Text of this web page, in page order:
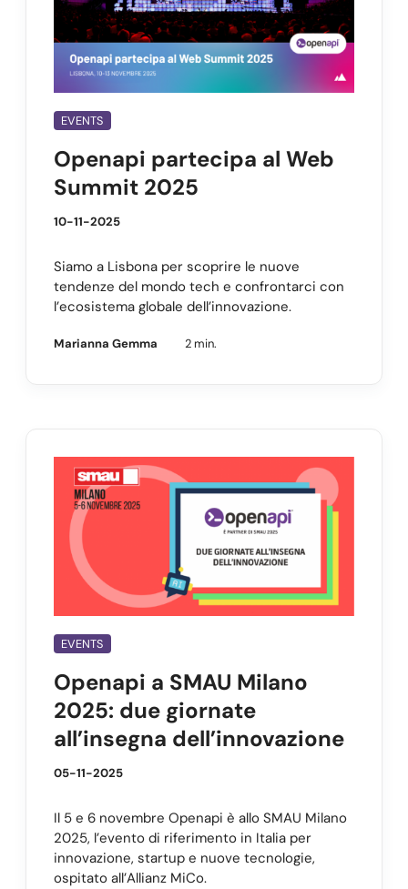
EVENTS
Openapi partecipa al Web
Summit 2025
10-11-2025
Siamo a Lisbona per scoprire le nuove
tendenze del mondo tech e confrontarci con
l’ecosistema globale dell’innovazione.
Marianna Gemma 2 min.
EVENTS
Openapi a SMAU Milano
2025: due giornate
all’insegna dell’innovazione
05-11-2025
Il 5 e 6 novembre Openapi è allo SMAU Milano
2025, l’evento di riferimento in Italia per
innovazione, startup e nuove tecnologie,
ospitato all’Allianz MiCo.